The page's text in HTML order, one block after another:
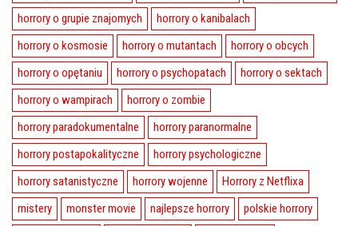
horrory o grupie znajomych
horrory o kanibalach
horrory o kosmosie
horrory o mutantach
horrory o obcych
horrory o opętaniu
horrory o psychopatach
horrory o sektach
horrory o wampirach
horrory o zombie
horrory paradokumentalne
horrory paranormalne
horrory postapokalityczne
horrory psychologiczne
horrory satanistyczne
horrory wojenne
Horrory z Netflixa
mistery
monster movie najlepsze horrory
polskie horrory